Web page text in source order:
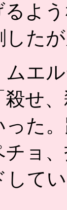
よ
した
エ
殺せ
た
チョ
して